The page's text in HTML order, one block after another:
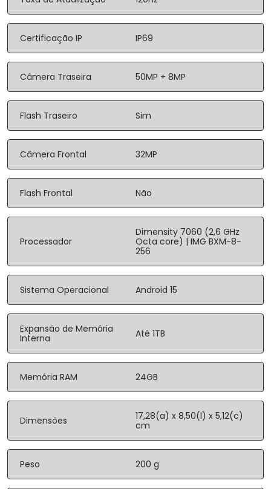
Certificação IP IP69
Câmera Traseira 50MP + 8MP
Flash Traseiro Sim
Câmera Frontal 32MP
Flash Frontal Não
Processador
Dimensity 7060 (2,6 GHz
Octa core) | IMG BXM-8-
256
Sistema Operacional Android 15
Expansão de Memória
Interna
Até 1TB
Memória RAM 24GB
Dimensões
17,28(a) x 8,50(l) x 5,12(c)
cm
Peso 200 g